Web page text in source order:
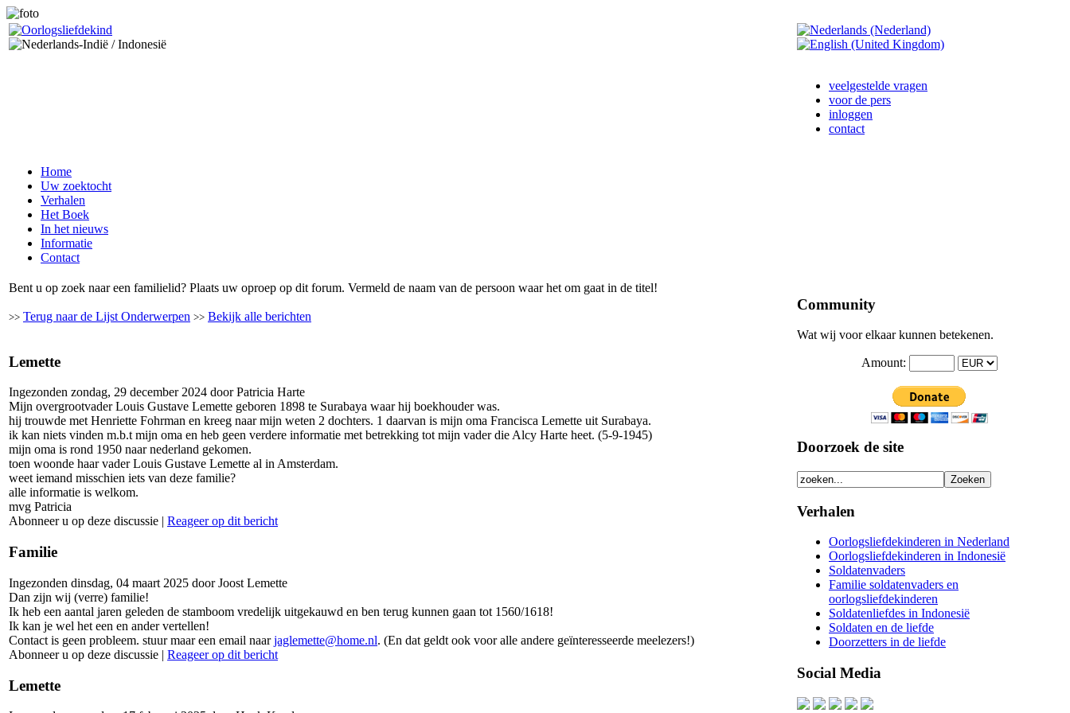
veelgestelde vragen
voor de pers
inloggen
contact
Home
Uw zoektocht
Verhalen
Het Boek
In het nieuws
Informatie
Contact
Bent u op zoek naar een familielid? Plaats uw oproep op dit forum. Vermeld de naam van de persoon waar het om gaat in de titel!
>> Terug naar de Lijst Onderwerpen >> Bekijk alle berichten
Lemette
Ingezonden zondag, 29 december 2024 door Patricia Harte
Mijn overgrootvader Louis Gustave Lemette geboren 1898 te Surabaya waar hij boekhouder was.
hij trouwde met Henriette Fohrman en kreeg naar mijn weten 2 dochters. 1 daarvan is mijn oma Francisca Lemette uit Surabaya.
ik kan niets vinden m.b.t mijn oma en heb geen verdere informatie met betrekking tot mijn vader die Alcy Harte heet. (5-9-1945)
mijn oma is rond 1950 naar nederland gekomen.
toen woonde haar vader Louis Gustave Lemette al in Amsterdam.
weet iemand misschien iets van deze familie?
alle informatie is welkom.
mvg Patricia
Abonneer u op deze discussie | Reageer op dit bericht
Familie
Ingezonden dinsdag, 04 maart 2025 door Joost Lemette
Dan zijn wij (verre) familie!
Ik heb een aantal jaren geleden de stamboom vredelijk uitgekauwd en ben terug kunnen gaan tot 1560/1618!
Ik kan je wel het een en ander vertellen!
Contact is geen probleem. stuur maar een email naarjaglemette@home.nl. (En dat geldt ook voor alle andere geïnteresseerde meelezers!)
Abonneer u op deze discussie | Reageer op dit bericht
Lemette
Community
Wat wij voor elkaar kunnen betekenen.
Amount:
Doorzoek de site
Verhalen
Oorlogsliefdekinderen in Nederland
Oorlogsliefdekinderen in Indonesië
Soldatenvaders
Familie soldatenvaders en
oorlogsliefdekinderen
Soldatenliefdes in Indonesië
Soldaten en de liefde
Doorzetters in de liefde
Social Media